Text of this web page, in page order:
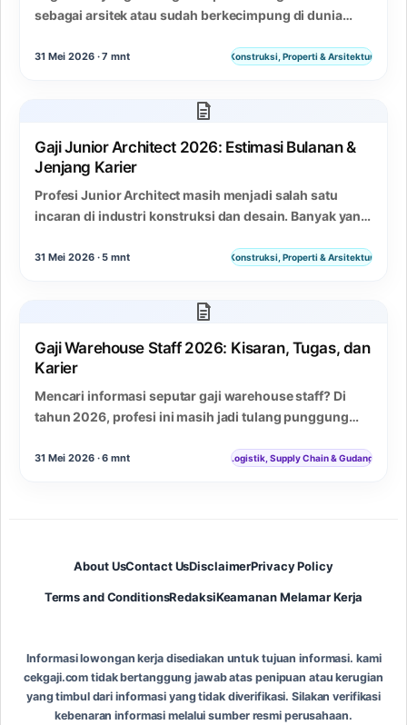
sebagai arsitek atau sudah berkecimpung di dunia
tentu jadi…
31 Mei 2026 · 7 mnt Konstruksi, Properti & Arsitektur
Gaji Junior Architect 2026: Estimasi Bulanan &
Jenjang Karier
Profesi Junior Architect masih menjadi salah satu
incaran di industri konstruksi dan desain. Banyak yang
architect…
31 Mei 2026 · 5 mnt Konstruksi, Properti & Arsitektur
Gaji Warehouse Staff 2026: Kisaran, Tugas, dan
Karier
Mencari informasi seputar gaji warehouse staff? Di
tahun 2026, profesi ini masih jadi tulang punggung
31 Mei 2026 · 6 mnt Logistik, Supply Chain & Gudang
About UsContact UsDisclaimerPrivacy Policy
Terms and ConditionsRedaksiKeamanan Melamar Kerja
Informasi lowongan kerja disediakan untuk tujuan informasi. kami
cekgaji.com tidak bertanggung jawab atas penipuan atau kerugian
yang timbul dari informasi yang tidak diverifikasi. Silakan verifikasi
kebenaran informasi melalui sumber resmi perusahaan.